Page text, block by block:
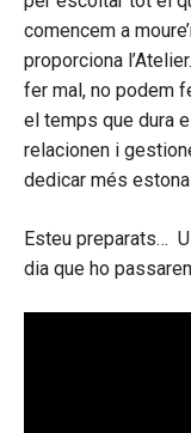
comencem a
proporciona
fer mal, no podem
el temps que dura
relacionen i
dedicar més
Esteu preparats…
dia que ho